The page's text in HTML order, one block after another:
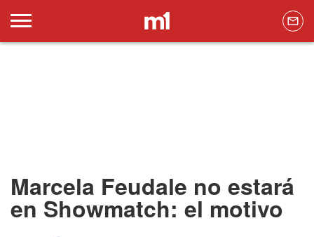
Marcela Feudale no estará
en Showmatch: el motivo